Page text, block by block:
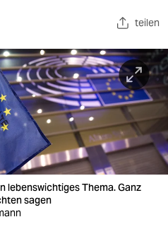
teilen
lebenswichtiges Thema. Ganz
sagen